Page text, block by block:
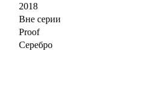
2018
Вне серии
Proof
Серебро